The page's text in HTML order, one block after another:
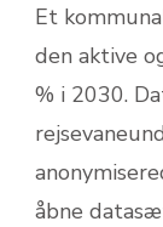
Et
den aktive
% i 2030.
åbne